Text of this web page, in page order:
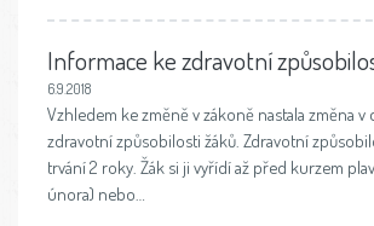
Informace ke zdravotní
6.9.2018
Vzhledem ke změně v zákoně nastala změna v
zdravotní způsobilosti žáků. Zdravotní
trvání 2 roky. Žák si ji vyřídí až před kurzem
února) nebo…